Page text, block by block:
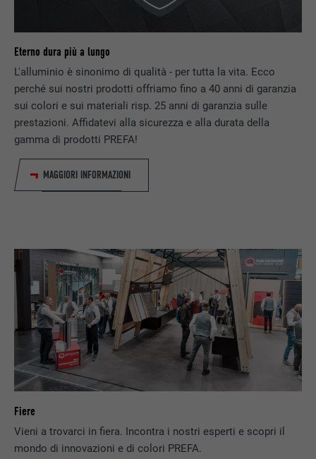
Eterno dura più a lungo
L'alluminio è sinonimo di qualità - per tutta la vita. Ecco
perché sui nostri prodotti offriamo fino a 40 anni di garanzia
sui colori e sui materiali risp. 25 anni di garanzia sulle
prestazioni. Affidatevi alla sicurezza e alla durata della
gamma di prodotti PREFA!
MAGGIORI INFORMAZIONI
Fiere
Vieni a trovarci in fiera. Incontra i nostri esperti e scopri il
mondo di innovazioni e di colori PREFA.